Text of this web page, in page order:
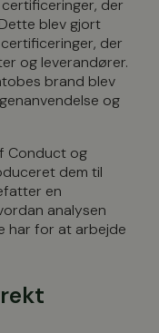
der
blev gjort
der
og leverandører.
brand blev
og
Conduct og
dem til
en
analysen
har for at arbejde